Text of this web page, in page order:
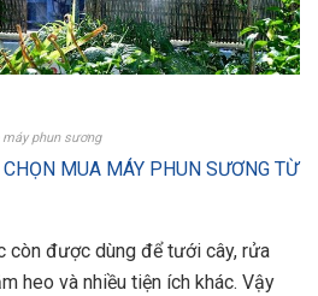
phun sương
CHỌN MUA MÁY PHUN SƯƠNG TỪ
còn được dùng để tưới cây, rửa
heo và nhiều tiện ích khác. Vậy